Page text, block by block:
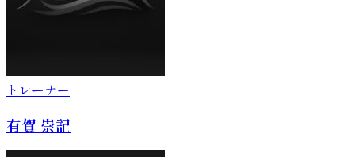
トレーナー
有賀 崇記